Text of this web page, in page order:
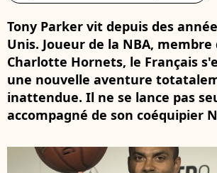
Tony Parker vit depuis des
Unis. Joueur de la NBA,
Charlotte Hornets, le Français
une nouvelle aventure
inattendue. Il ne se lance pas
accompagné de son coéquipier